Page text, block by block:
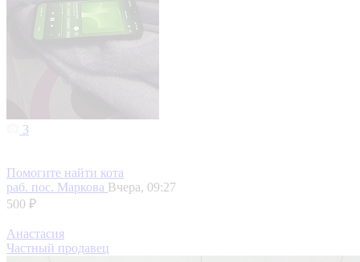
3
Помогите найти кота
раб. пос. Маркова Вчера, 09:27
500 ₽
Анастасия
Частный продавец